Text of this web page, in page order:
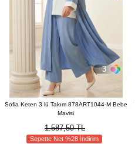
3
Sofia Keten 3 lü Takım 878ART1044-M Bebe
Mavisi
1.587,50 TL
Sepette Net %28 İndirim